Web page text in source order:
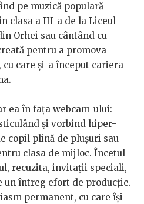
pe muzică populară
clasa a III-a de la Liceul
Orhei sau cântând cu
pentru a promova
care și-a început cariera
ea în fața webcam-ului:
și vorbind hiper-
copil plină de plușuri sau
clasa de mijloc. Încetul
recuzita, invitații speciali,
un întreg efort de producție.
permanent, cu care își